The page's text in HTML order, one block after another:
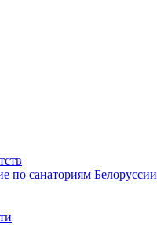
по санаториям Белоруссии